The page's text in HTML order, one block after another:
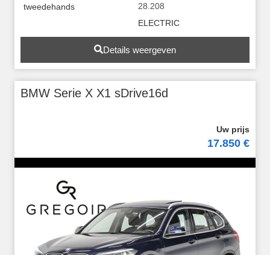
tweedehands
28.208
ELECTRIC
Details weergeven
BMW Serie X X1 sDrive16d
17.850 €